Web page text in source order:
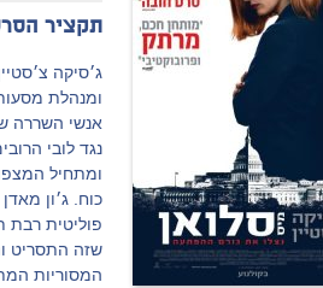
תקציר
ג׳סיקה
ומנהלת
אנשי השררה
נגד לובי
ומתחיל
כוח. ג׳ון
פוליטית רבת
שזה התסריט
המסוריות